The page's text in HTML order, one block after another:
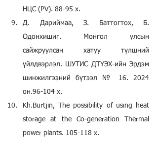
НЦС (PV). 88-95 х.
Д. Дариймаа, З. Баттогтох, Б.
Одонхишиг. Монгол улсын
сайжруулсан хатуу түлшний
үйлдвэрлэл. ШУТИС ДТҮЭХ-ийн Эрдэм
шинжилгээний бүтээл № 16. 2024
он.96-104 х.
Kh.Burtjin, The possibility of using heat
storage at the Co-generation Thermal
power plants. 105-118 х.